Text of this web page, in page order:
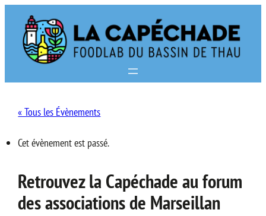
« Tous les Évènements
Cet évènement est passé.
Retrouvez la Capéchade au forum
des associations de Marseillan